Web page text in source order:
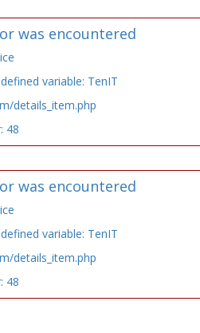
was encountered
variable: TenIT
details_item.php
48
was encountered
variable: TenIT
details_item.php
48